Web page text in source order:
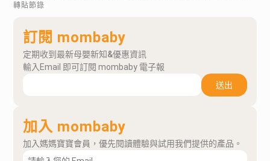
轉貼節錄
訂閱 mombaby
定期收到最新母嬰新知&優惠資訊
輸入Email 即可訂閱 mombaby 電子報
送出
加入 mombaby
加入媽媽寶寶會員，優先閱讀體驗與試用我們提供的產品。